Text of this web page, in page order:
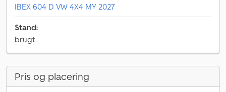
IBEX 604 D VW 4X4 MY 2027
Stand:
brugt
Pris og placering